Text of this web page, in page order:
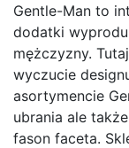
Gentle-Man to
dodatki
mężczyzny.
wyczucie
asortymencie
ubrania ale
fason faceta.